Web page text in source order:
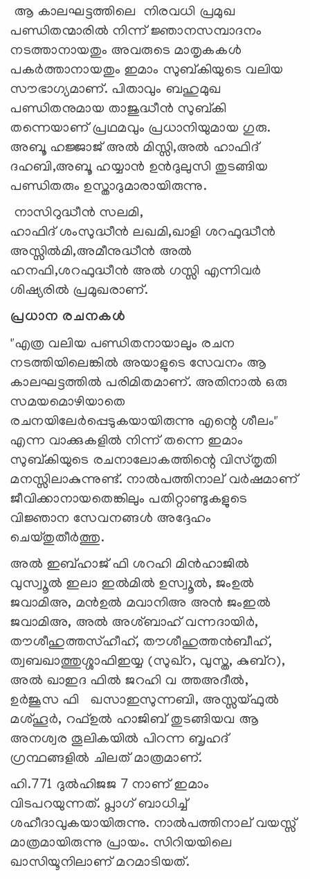
ആ കാലഘട്ടത്തിലെ നിരവധി പ്രമുഖ
പണ്ഡിതന്മാരിൽ നിന്ന് ജ്ഞാനസമ്പാദനം
നടത്താനായതും അവരുടെ മാതൃകകൾ
പകർത്താനായതും ഇമാം സുബ്കിയുടെ വലിയ
സൗഭാഗ്യമാണ്. പിതാവും ബഹുമുഖ
പണ്ഡിതനുമായ താജുദ്ധീൻ സുബ്കി
തന്നെയാണ് പ്രഥമവും പ്രധാനിയുമായ ഗുരു.
അബൂ ഹജ്ജാജ് അൽ മിസ്സി,അൽ ഹാഫിദ്
ദഹബി,അബൂ ഹയ്യാൻ ഉൻദുലുസി തുടങ്ങിയ
പണ്ഡിതരും ഉസ്താദുമാരായിരുന്നു.
നാസിറുദ്ധീൻ സലമി,
ഹാഫിദ് ശംസുദ്ധീൻ ലഖമി,ഖാളി ശറഫുദ്ധീൻ
അസ്സിൽമി,അമീനുദ്ധീൻ അൽ
ഹനഫി,ശറഫുദ്ധീൻ അൽ ഗസ്സി എന്നിവർ
ശിഷ്യരിൽ പ്രമുഖരാണ്.
പ്രധാന രചനകൾ
"എത്ര വലിയ പണ്ഡിതനായാലും രചന
നടത്തിയിലെങ്കിൽ അയാളുടെ സേവനം ആ
കാലഘട്ടത്തിൽ പരിമിതമാണ്. അതിനാൽ ഒരു
സമയമൊഴിയാതെ
രചനയിലേർപ്പെടുകയായിരുന്നു എന്റെ ശീലം"
എന്ന വാക്കുകളിൽ നിന്ന് തന്നെ ഇമാം
സുബ്കിയുടെ രചനാലോകത്തിന്റെ വിസ്തൃതി
മനസ്സിലാകുന്നുണ്ട്. നാൽപത്തിനാല് വർഷമാണ്
ജീവിക്കാനായതെങ്കിലും പതിറ്റാണ്ടുകളുടെ
വിജ്ഞാന സേവനങ്ങൾ അദ്ദേഹം
ചെയ്തുതീർത്തു.
അൽ ഇബ്ഹാജ് ഫി ശറഹി മിൻഹാജിൽ
വുസ്വൂൽ ഇലാ ഇൽമിൽ ഉസ്വൂൽ, ജംഉൽ
ജവാമിഅ, മൻഉൽ മവാനിഅ അൻ ജംഇൽ
ജവാമിഅ, അൽ അശ്ബാഹ് വന്നദായിർ,
തൗശീഹുത്തസ്ഹീഹ്, തൗശീഹുത്തൻബീഹ്,
ത്വബഖാത്തുശ്ശാഫിഇയ്യ (സുഖ്റ, വുസ്ത, കുബ്റ),
അൽ ഖാഇദ ഫിൽ ജറഹി വ ത്തഅദീൽ,
ഉർജൂസ ഫി ഖസാഇസുന്നബി, അസ്സയ്ഫുൽ
മശ്ഹൂർ, റഫ്ഉൽ ഹാജിബ് തുടങ്ങിയവ ആ
അനശ്വര തൂലികയിൽ പിറന്ന ബൃഹദ്
ഗ്രന്ഥങ്ങളിൽ ചിലത് മാത്രമാണ്.
ഹി.771 ദുൽഹിജജ 7 നാണ് ഇമാം
വിടപറയുന്നത്. പ്ലാഗ് ബാധിച്ച്
ശഹീദാവുകയായിരുന്നു. നാൽപത്തിനാല് വയസ്സ്
മാത്രമായിരുന്നു പ്രായം. സിറിയയിലെ
ഖാസിയൂനിലാണ് മറമാടിയത്.